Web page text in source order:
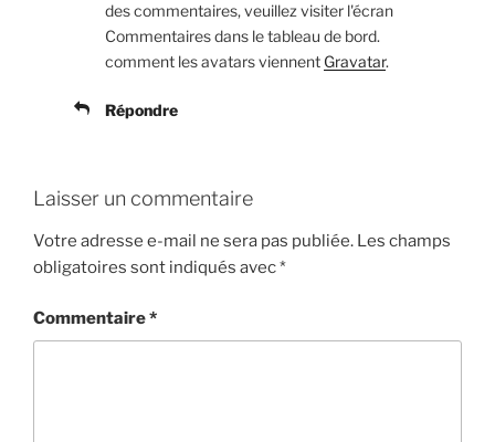
des commentaires, veuillez visiter l'écran
Commentaires dans le tableau de bord.
comment les avatars viennent Gravatar.
Répondre
Laisser un commentaire
Votre adresse e-mail ne sera pas publiée. Les champs
obligatoires sont indiqués avec*
Commentaire*